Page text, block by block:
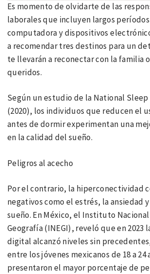
Es momento de olvidarte de las
laborales que incluyen largos
computadora y dispositivos
a recomendar tres destinos para un
te llevarán a reconectar con la familia
queridos.
Según un estudio de la National
(2020), los individuos que reducen el
antes de dormir experimentan una
en la calidad del sueño.
Peligros al acecho
Por el contrario, la hiperconectividad
negativos como el estrés, la ansiedad
sueño. En México, el Instituto
Geografía (INEGI), reveló que en 2023
digital alcanzó niveles sin
entre los jóvenes mexicanos de 18 a 24
presentaron el mayor porcentaje de